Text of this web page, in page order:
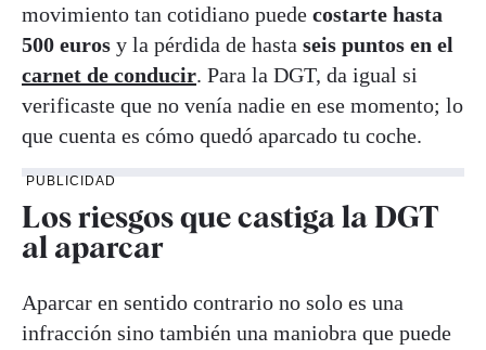
movimiento tan cotidiano puede costarte hasta
500 euros y la pérdida de hasta seis puntos en el
carnet de conducir. Para la DGT, da igual si
verificaste que no venía nadie en ese momento; lo
que cuenta es cómo quedó aparcado tu coche.
PUBLICIDAD
Los riesgos que castiga la DGT
al aparcar
Aparcar en sentido contrario no solo es una
infracción sino también una maniobra que puede